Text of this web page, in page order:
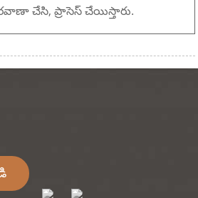
చేసి, ప్రాసెస్ చేయిస్తారు.